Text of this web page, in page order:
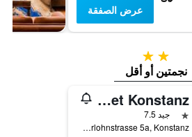
عرض الصفقة
2 نجمتين
نجمتين أو أقل
ibis budget Konstanz
نجمة واحدة
جيد 7.5
Oberlohnstrasse 5a, Konstanz, بادن - فورتمبيرغ, ألمانيا